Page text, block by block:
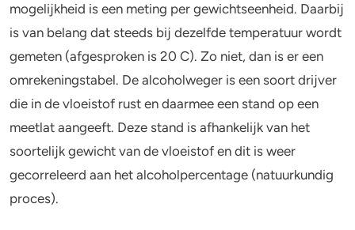
mogelijkheid is een meting per gewichtseenheid. Daarbij
is van belang dat steeds bij dezelfde temperatuur wordt
gemeten (afgesproken is 20 C). Zo niet, dan is er een
omrekeningstabel. De alcoholweger is een soort drijver
die in de vloeistof rust en daarmee een stand op een
meetlat aangeeft. Deze stand is afhankelijk van het
soortelijk gewicht van de vloeistof en dit is weer
gecorreleerd aan het alcoholpercentage (natuurkundig
proces).